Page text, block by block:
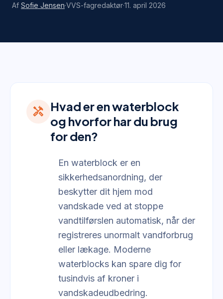
Af Sofie Jensen·VVS-fagredaktør·11. april 2026
handyman Hvad er en waterblock
og hvorfor har du brug
for den?
En waterblock er en
sikkerhedsanordning, der
beskytter dit hjem mod
vandskade ved at stoppe
vandtilførslen automatisk, når der
registreres unormalt vandforbrug
eller lækage. Moderne
waterblocks kan spare dig for
tusindvis af kroner i
vandskadeudbedring.